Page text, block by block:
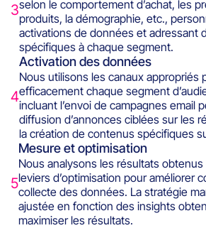
3selon le comportement d’achat, les
produits, la démographie, etc.,
activations de données et adressant
spécifiques à chaque segment.
4
Activation des données
Nous utilisons les canaux appropriés
efficacement chaque segment
incluant l’envoi de campagnes email
diffusion d’annonces ciblées sur les
la création de contenus spécifiques
5
Mesure et optimisation
Nous analysons les résultats
leviers d’optimisation pour améliorer
collecte des données. La stratégie
ajustée en fonction des insights
maximiser les résultats.